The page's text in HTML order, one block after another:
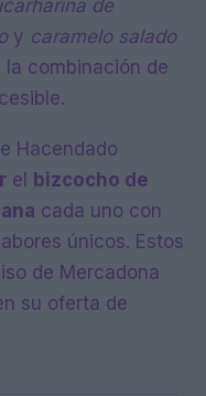
harina de
y caramelo salado
la combinación de
Hacendado
el
bizcocho de
cada uno con
únicos. Estos
de Mercadona
su oferta de